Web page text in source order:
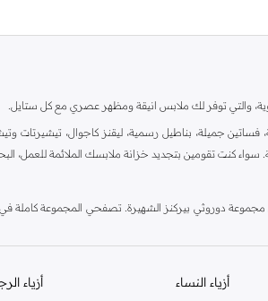
والتي توفر لك ملابس انيقة ومظهر عصري مع كل ستايل.
جميلة، بناطيل رسمية، ليقنز كاجوال، تيشيرتات
سواء كنت تقومين بتجديد خزانة ملابسك الملائمة
دوروثي بيركنز الشهيرة. تصفحي المجموعة كاملة في
أزياء النساء أزياء